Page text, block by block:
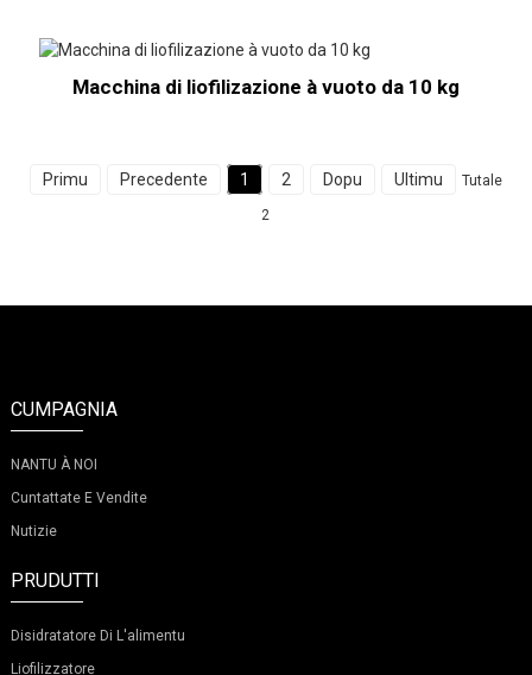
Macchina di liofilizazione à vuoto da 10 kg
Primu Precedente 1 2 Dopu Ultimu Tutale
2
CUMPAGNIA
NANTU À NOI
Cuntattate E Vendite
Nutizie
PRUDUTTI
Disidratatore Di L'alimentu
Liofilizzatore